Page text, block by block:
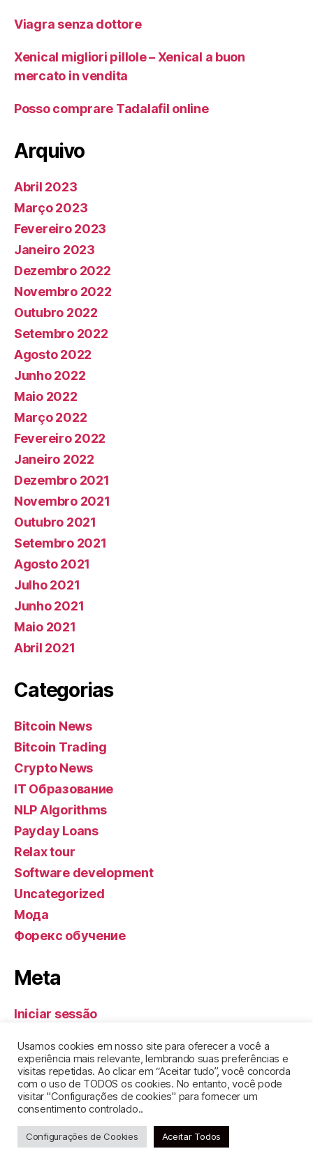
Viagra senza dottore
Xenical migliori pillole – Xenical a buon
mercato in vendita
Posso comprare Tadalafil online
Arquivo
Abril 2023
Março 2023
Fevereiro 2023
Janeiro 2023
Dezembro 2022
Novembro 2022
Outubro 2022
Setembro 2022
Agosto 2022
Junho 2022
Maio 2022
Março 2022
Fevereiro 2022
Janeiro 2022
Dezembro 2021
Novembro 2021
Outubro 2021
Setembro 2021
Agosto 2021
Julho 2021
Junho 2021
Maio 2021
Abril 2021
Categorias
Bitcoin News
Bitcoin Trading
Crypto News
IT Образование
NLP Algorithms
Payday Loans
Relax tour
Software development
Uncategorized
Мода
Форекс обучение
Meta
Iniciar sessão
Feed de comentários
WordPress.org
© 2026GEL DE SANTA CLARA
Usamos cookies em nosso site para oferecer a você a
experiência mais relevante, lembrando suas preferências e
visitas repetidas. Ao clicar em “Aceitar tudo”, você concorda
com o uso de TODOS os cookies. No entanto, você pode
visitar "Configurações de cookies" para fornecer um
consentimento controlado..
Configurações de Cookies Aceitar Todos